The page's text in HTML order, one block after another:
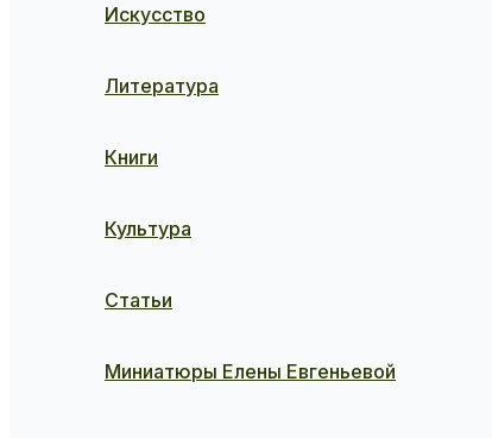
Искусство
Литература
Книги
Культура
Статьи
Миниатюры Елены Евгеньевой